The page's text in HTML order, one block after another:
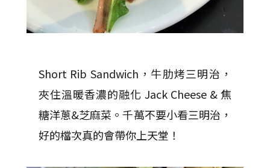
Short Rib Sandwich，牛肋烤三明治，
夾住溫暖香濃的融化 Jack Cheese & 焦
糖洋蔥&芝麻菜。千萬不要小看三明治，
好的檔次真的會帶你上天堂！